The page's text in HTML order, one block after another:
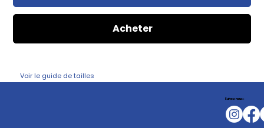
Acheter
Voir le guide de tailles
Suivez nous :